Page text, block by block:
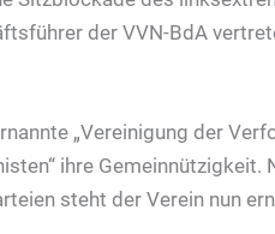
„Vereinigung der
ihre Gemeinnützigkeit.
steht der Verein nun